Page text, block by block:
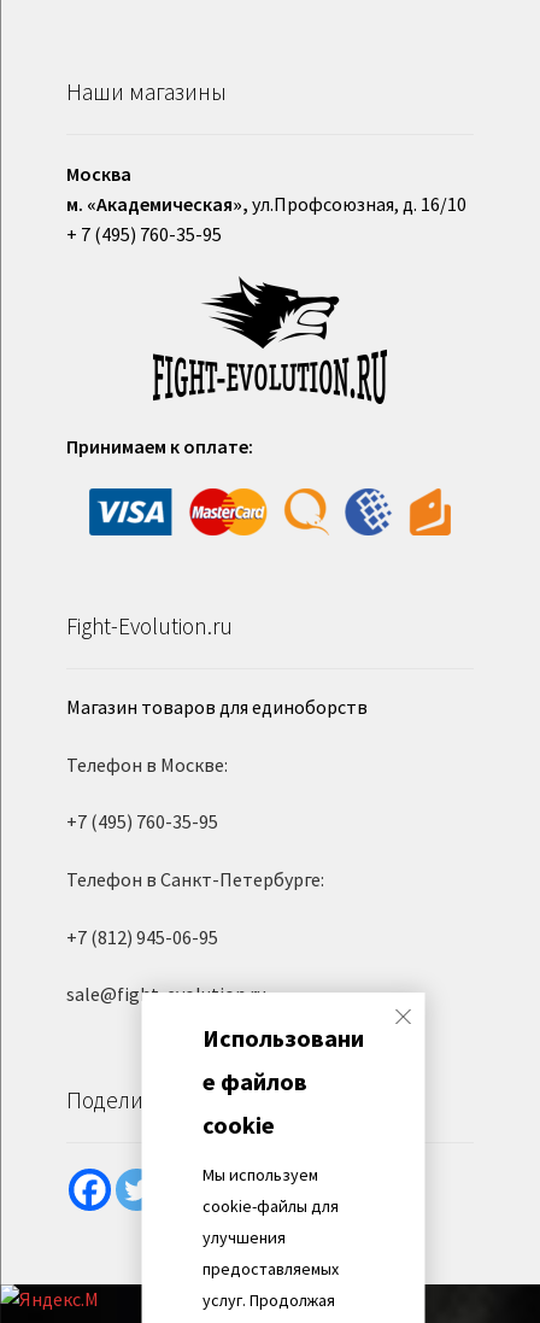
Наши магазины
Москва
м. «Академическая», ул.Профсоюзная, д. 16/10
+ 7 (495) 760-35-95
Принимаем к оплате:
Fight-Evolution.ru
Магазин товаров для единоборств
Телефон в Москве:
+7 (495) 760-35-95
Телефон в Санкт-Петербурге:
+7 (812) 945-06-95
sale@fight-evolution.ru
Поделиться
Использовани
е файлов
cookie
Мы используем
cookie-файлы для
улучшения
предоставляемых
услуг. Продолжая